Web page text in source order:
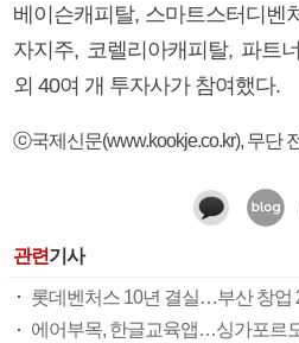
베이슨캐피탈, 스마트스터디벤
자지주, 코렐리아캐피탈, 파트
외 40여 개 투자사가 참여했다.
ⓒ국제신문(www.kookje.co.kr), 무단
관련기사
롯데벤처스 10년 결실…부산 창업
에어부목, 한글교육앱…싱가포르